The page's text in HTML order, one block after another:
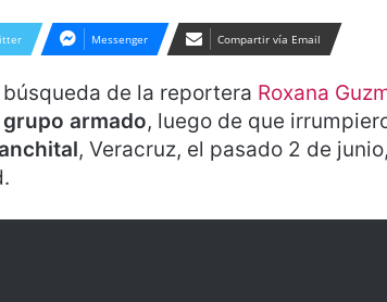
Messenger Compartir vía Email
de la reportera Roxana
grupo armado, luego de que
, Veracruz, el pasado 2 de